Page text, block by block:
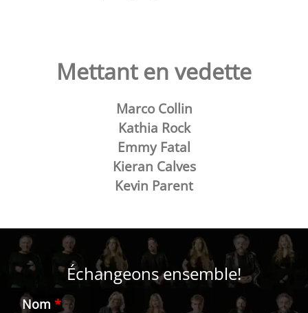
Mettant en vedette
Marco Collin
Kathia Rock
Emmy Fatal
Kieran Calves
Kevin Parent
Échangeons ensemble!
Nom *